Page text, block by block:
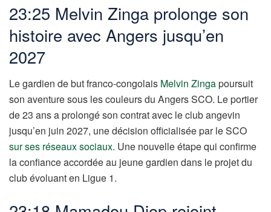
23:25 Melvin Zinga prolonge son
histoire avec Angers jusqu’en
2027
Le gardien de but franco-congolais Melvin Zingapoursuit
son aventure sous les couleurs du Angers SCO. Le portier
de 23 ans a prolongé son contrat avec le club angevin
jusqu’en juin 2027, une décision officialisée par le SCO
sur ses réseaux sociaux. Une nouvelle étape qui confirme
la confiance accordée au jeune gardien dans le projet du
club évoluant en Ligue 1.